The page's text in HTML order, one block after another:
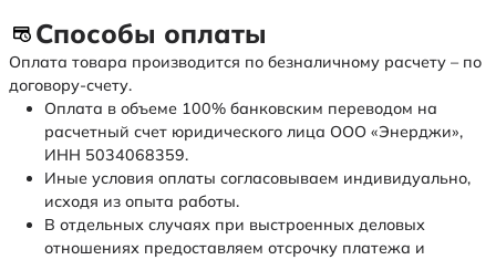
Способы оплаты
Оплата товара производится по безналичному расчету – по
договору-счету.
Оплата в объеме 100% банковским переводом на
расчетный счет юридического лица ООО «Энерджи»,
ИНН 5034068359.
Иные условия оплаты согласовываем индивидуально,
исходя из опыта работы.
В отдельных случаях при выстроенных деловых
отношениях предоставляем отсрочку платежа и